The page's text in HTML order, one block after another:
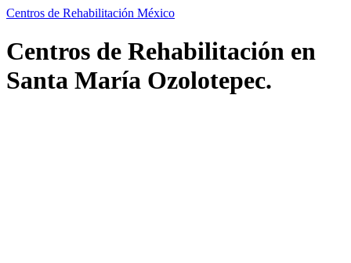
Centros de Rehabilitación México
Centros de Rehabilitación en
Santa María Ozolotepec.